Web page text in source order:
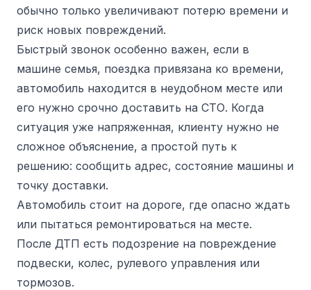
обычно только увеличивают потерю времени и
риск новых повреждений.
Быстрый звонок особенно важен, если в
машине семья, поездка привязана ко времени,
автомобиль находится в неудобном месте или
его нужно срочно доставить на СТО. Когда
ситуация уже напряженная, клиенту нужно не
сложное объяснение, а простой путь к
решению: сообщить адрес, состояние машины и
точку доставки.
Автомобиль стоит на дороге, где опасно ждать
или пытаться ремонтироваться на месте.
После ДТП есть подозрение на повреждение
подвески, колес, рулевого управления или
тормозов.